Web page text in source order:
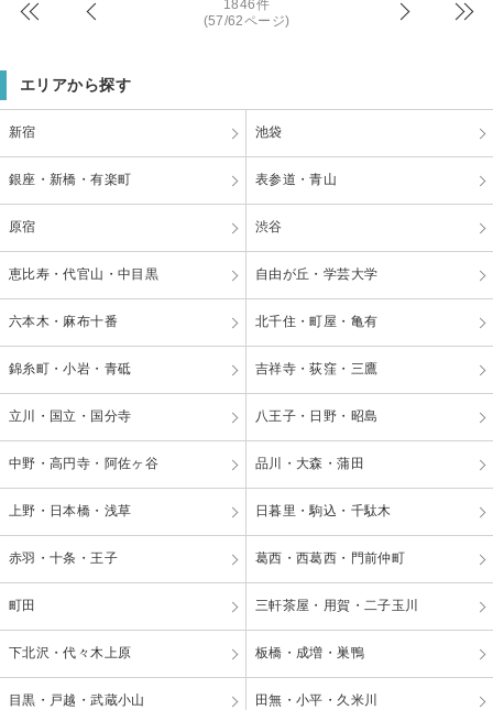
1846件
(57/62ページ)
エリアから探す
新宿 池袋
銀座・新橋・有楽町 表参道・青山
原宿 渋谷
恵比寿・代官山・中目黒 自由が丘・学芸大学
六本木・麻布十番 北千住・町屋・亀有
錦糸町・小岩・青砥 吉祥寺・荻窪・三鷹
立川・国立・国分寺 八王子・日野・昭島
中野・高円寺・阿佐ヶ谷 品川・大森・蒲田
上野・日本橋・浅草 日暮里・駒込・千駄木
赤羽・十条・王子 葛西・西葛西・門前仲町
町田 三軒茶屋・用賀・二子玉川
下北沢・代々木上原 板橋・成増・巣鴨
目黒・戸越・武蔵小山 田無・小平・久米川